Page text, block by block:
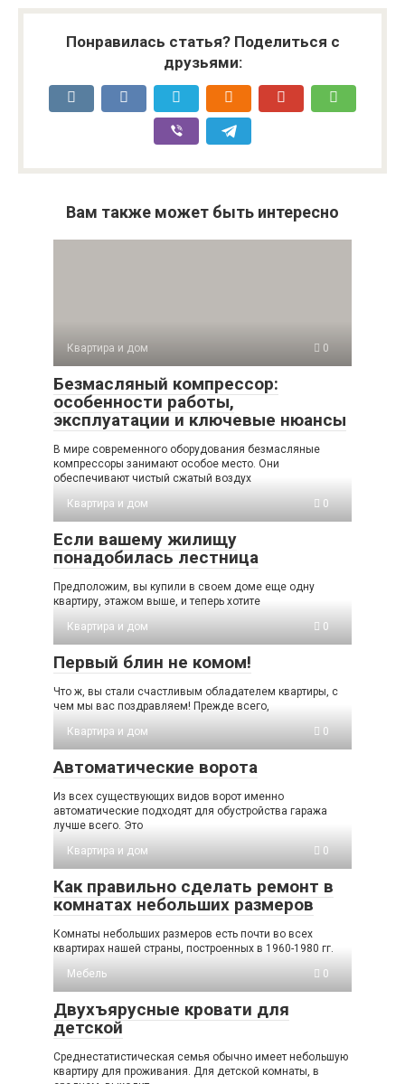
Понравилась статья? Поделиться с
друзьями:
Вам также может быть интересно
Квартира и дом 0
Безмасляный компрессор:
особенности работы,
эксплуатации и ключевые нюансы
В мире современного оборудования безмасляные
компрессоры занимают особое место. Они
обеспечивают чистый сжатый воздух
Квартира и дом
0
Если вашему жилищу
понадобилась лестница
Предположим, вы купили в своем доме еще одну
квартиру, этажом выше, и теперь хотите
Квартира и дом
0
Первый блин не комом!
Что ж, вы стали счастливым обладателем квартиры, с
чем мы вас поздравляем! Прежде всего,
Квартира и дом
0
Автоматические ворота
Из всех существующих видов ворот именно
автоматические подходят для обустройства гаража
лучше всего. Это
Квартира и дом
0
Как правильно сделать ремонт в
комнатах небольших размеров
Комнаты небольших размеров есть почти во всех
квартирах нашей страны, построенных в 1960-1980 гг.
Мебель
0
Двухъярусные кровати для
детской
Среднестатистическая семья обычно имеет небольшую
квартиру для проживания. Для детской комнаты, в